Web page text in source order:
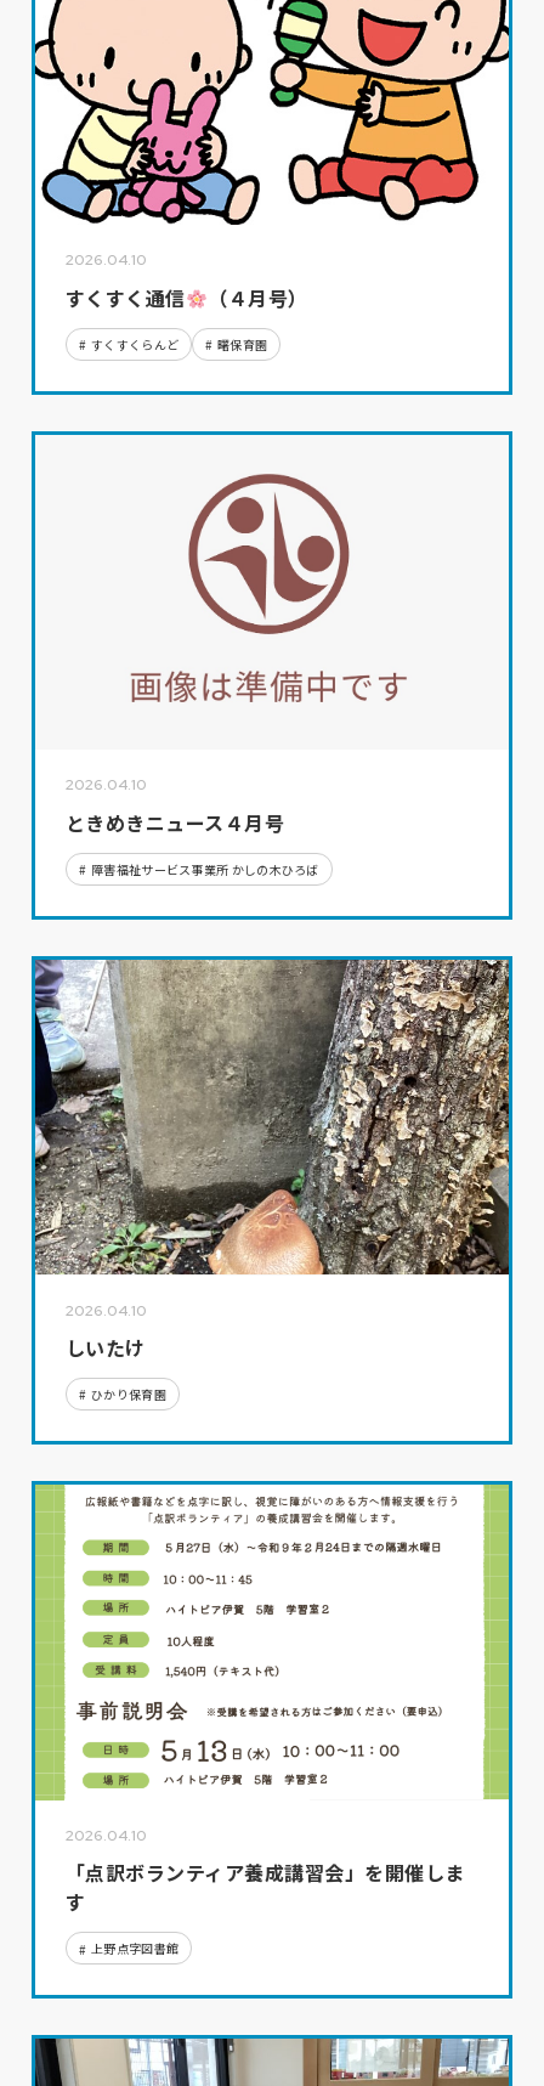
2026.04.10
すくすく通信 （４月号）
すくすくらんど 曙保育園
2026.04.10
ときめきニュース４月号
障害福祉サービス事業所 かしの木ひろば
2026.04.10
しいたけ
ひかり保育園
2026.04.10
「点訳ボランティア養成講習会」を開催しま
す
上野点字図書館